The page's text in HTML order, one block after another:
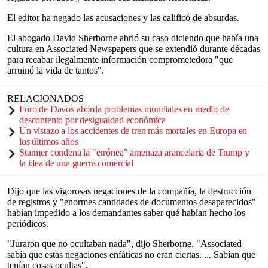
El editor ha negado las acusaciones y las calificó de absurdas.
El abogado David Sherborne abrió su caso diciendo que había una
cultura en Associated Newspapers que se extendió durante décadas
para recabar ilegalmente información comprometedora "que
arruinó la vida de tantos".
RELACIONADOS
Foro de Davos aborda problemas mundiales en medio de
descontento por desigualdad económica
Un vistazo a los accidentes de tren más mortales en Europa en
los últimos años
Starmer condena la "errónea" amenaza arancelaria de Trump y
la idea de una guerra comercial
Dijo que las vigorosas negaciones de la compañía, la destrucción
de registros y "enormes cantidades de documentos desaparecidos"
habían impedido a los demandantes saber qué habían hecho los
periódicos.
"Juraron que no ocultaban nada", dijo Sherborne. "Associated
sabía que estas negaciones enfáticas no eran ciertas. ... Sabían que
tenían cosas ocultas".